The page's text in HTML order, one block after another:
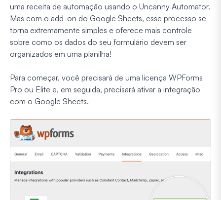
uma receita de automação usando o Uncanny Automator.
Mas com o add-on do Google Sheets, esse processo se
torna extremamente simples e oferece mais controle
sobre como os dados do seu formulário devem ser
organizados em uma planilha!
Para começar, você precisará de uma licença WPForms
Pro ou Elite e, em seguida, precisará ativar a integração
com o Google Sheets.